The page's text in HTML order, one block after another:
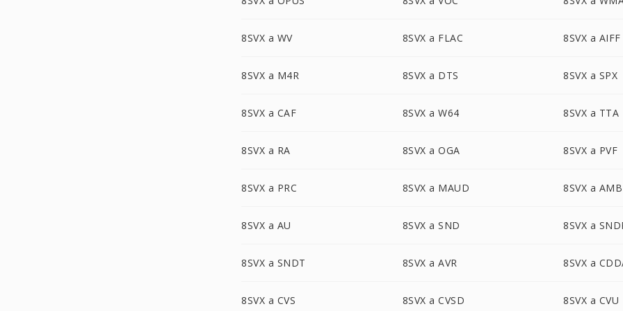
8SVX a WV 8SVX a FLAC 8SVX a AIFF
8SVX a M4R 8SVX a DTS 8SVX a SPX
8SVX a CAF 8SVX a W64 8SVX a TTA
8SVX a RA 8SVX a OGA 8SVX a PVF
8SVX a PRC 8SVX a MAUD 8SVX a AMB
8SVX a AU 8SVX a SND 8SVX a
8SVX a SNDT 8SVX a AVR 8SVX a
8SVX a CVS 8SVX a CVSD 8SVX a CVU